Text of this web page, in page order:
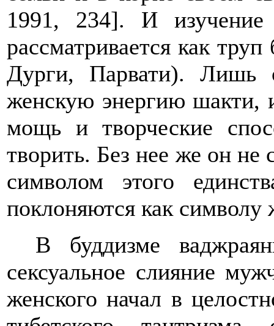
1991, 234]. И
рассматривается как
Дурги, Парвати). Лишь
женскую энергию шакти,
мощь и творческие
творить. Без нее же он
символом этого
поклоняются как символу
В буддизме
сексуальное слияние
женского начал в